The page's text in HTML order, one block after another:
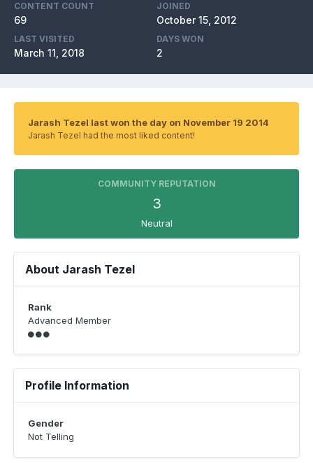
CONTENT COUNT
69
JOINED
October 15, 2012
LAST VISITED
March 11, 2018
DAYS WON
2
Jarash Tezel last won the day on November 19 2014
Jarash Tezel had the most liked content!
COMMUNITY REPUTATION
3
Neutral
About Jarash Tezel
Rank
Advanced Member
Profile Information
Gender
Not Telling